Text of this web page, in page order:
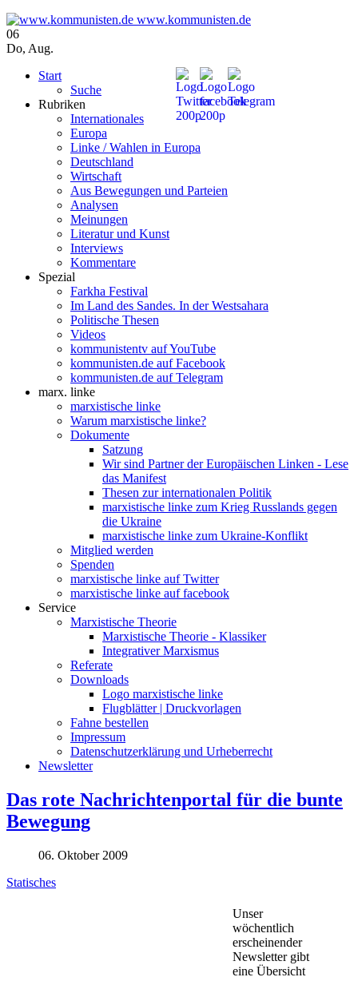
www.kommunisten.de
06
Do, Aug.
Start
Suche
Rubriken
Internationales
Europa
Linke / Wahlen in Europa
Deutschland
Wirtschaft
Aus Bewegungen und Parteien
Analysen
Meinungen
Literatur und Kunst
Interviews
Kommentare
Spezial
Farkha Festival
Im Land des Sandes. In der Westsahara
Politische Thesen
Videos
kommunistentv auf YouTube
kommunisten.de auf Facebook
kommunisten.de auf Telegram
marx. linke
marxistische linke
Warum marxistische linke?
Dokumente
Satzung
Wir sind Partner der Europäischen Linken - Lese
das Manifest
Thesen zur internationalen Politik
marxistische linke zum Krieg Russlands gegen
die Ukraine
marxistische linke zum Ukraine-Konflikt
Mitglied werden
Spenden
marxistische linke auf Twitter
marxistische linke auf facebook
Service
Marxistische Theorie
Marxistische Theorie - Klassiker
Integrativer Marxismus
Referate
Downloads
Logo marxistische linke
Flugblätter | Druckvorlagen
Fahne bestellen
Impressum
Datenschutzerklärung und Urheberrecht
Newsletter
Das rote Nachrichtenportal für die bunte
Bewegung
06. Oktober 2009
Statisches
Unser
wöchentlich
erscheinender
Newsletter gibt
eine Übersicht